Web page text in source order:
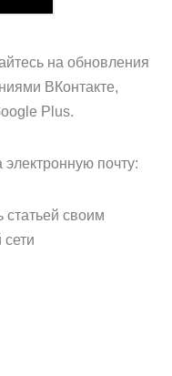
на обновления
ВКонтакте,
Plus.
почту:
статьей своим